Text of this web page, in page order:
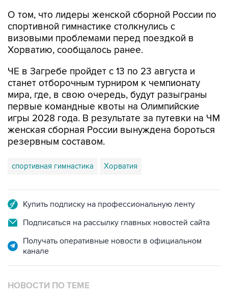
О том, что лидеры женской сборной России по
спортивной гимнастике столкнулись с
визовыми проблемами перед поездкой в
Хорватию, сообщалось ранее.
ЧЕ в Загребе пройдет с 13 по 23 августа и
станет отборочным турниром к чемпионату
мира, где, в свою очередь, будут разыграны
первые командные квоты на Олимпийские
игры 2028 года. В результате за путевки на ЧМ
женская сборная России вынуждена бороться
резервным составом.
спортивная гимнастика Хорватия
Купить подписку на профессиональную ленту
Подписаться на рассылку главных новостей сайта
Получать оперативные новости в официальном
канале
НОВОСТИ ПО ТЕМЕ